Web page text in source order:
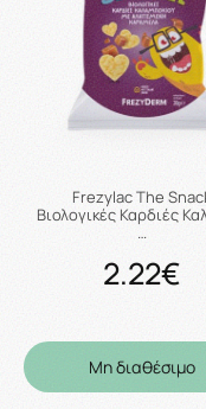
Frezylac The
Βιολογικές Καρδιές
…
2.22€
Μη διαθέσιμο